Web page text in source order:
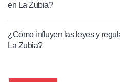
en La Zubia?
¿Cómo influyen las leyes y
La Zubia?